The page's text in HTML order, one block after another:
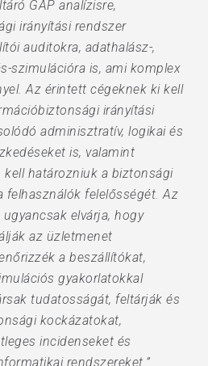
GAP analízisre,
irányítási rendszer
auditokra, adathalász-,
szimulációra is, ami komplex
Az érintett cégeknek ki kell
irányítási
adminisztratív, logikai és
is, valamint
kell határozniuk a biztonsági
felhasználók felelősségét. Az
elvárja, hogy
az üzletmenet
a beszállítókat,
gyakorlatokkal
tudatosságát, feltárják és
kockázatokat,
incidenseket és
rendszereket.”